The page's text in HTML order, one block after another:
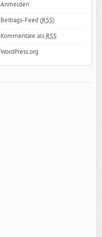
Anmelden
Beitrags-Feed (RSS)
Kommentare als RSS
WordPress.org